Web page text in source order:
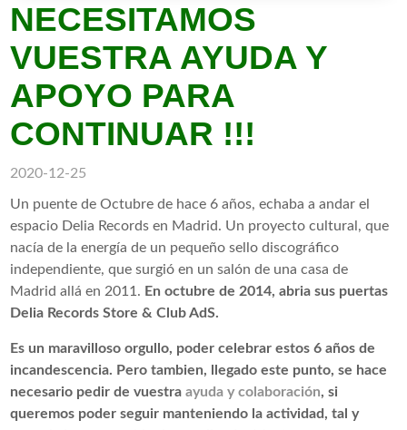
NECESITAMOS
VUESTRA AYUDA Y
APOYO PARA
CONTINUAR !!!
2020-12-25
Un puente de Octubre de hace 6 años, echaba a andar el
espacio Delia Records en Madrid. Un proyecto cultural, que
nacía de la energía de un pequeño sello discográfico
independiente, que surgió en un salón de una casa de
Madrid allá en 2011. En octubre de 2014, abria sus puertas
Delia Records Store & Club AdS.
Es un maravilloso orgullo, poder celebrar estos 6 años de
incandescencia. Pero tambien, llegado este punto, se hace
necesario pedir de vuestraayuda y colaboración, si
queremos poder seguir manteniendo la actividad, tal y